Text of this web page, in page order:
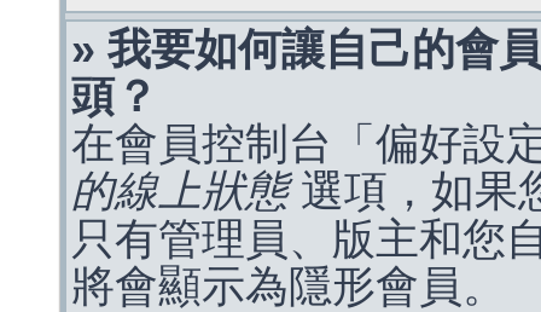
» 我要如何讓自己的會
頭？
在會員控制台「偏好設
的線上狀態選項，如果
只有管理員、版主和您
將會顯示為隱形會員。